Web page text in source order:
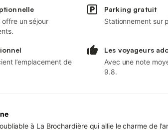
un séjour
Parking gratuit
Stationnement sur
l’emplacement de
Les voyageurs
Avec une note
9.8.
à La Brochardière qui allie le charme de